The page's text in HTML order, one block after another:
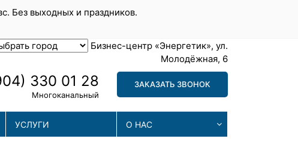
Без выходных и праздников.
Бизнес-центр «Энергетик», ул.
Молодёжная, 6
330 01 28
Многоканальный
ЗАКАЗАТЬ ЗВОНОК
УСЛУГИ О НАС